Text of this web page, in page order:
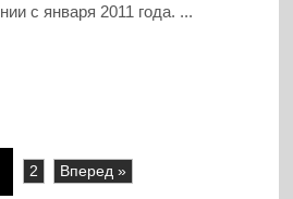
с января 2011 года. ...
2 Вперед »